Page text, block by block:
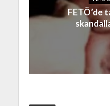
FETÖ’de